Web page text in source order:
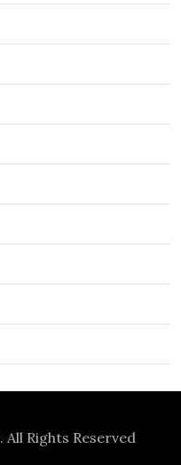
. All Rights Reserved